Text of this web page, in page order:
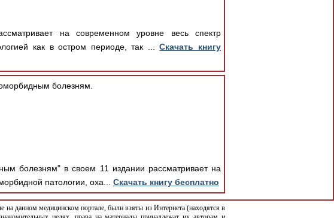
на современном уровне весь спектр
как в остром периоде, так ...Скачать книгу
болезням.
болезням" в своем 11 издании рассматривает на
патологии, оха... Скачать книгу бесплатно
на данном медицинском портале, были взяты из Интернета (находятся в